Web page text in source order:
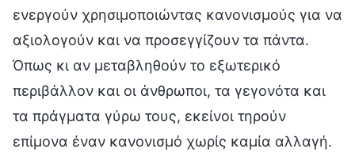
ενεργούν χρησιμοποιώντας κανονισμούς για να
αξιολογούν και να προσεγγίζουν τα πάντα.
Όπως κι αν μεταβληθούν το εξωτερικό
περιβάλλον και οι άνθρωποι, τα γεγονότα και
τα πράγματα γύρω τους, εκείνοι τηρούν
επίμονα έναν κανονισμό χωρίς καμία αλλαγή.